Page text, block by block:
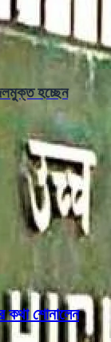
হচ্ছেন
কথা শোনালেন